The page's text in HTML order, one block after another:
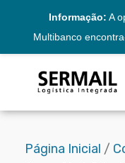
Informação: A
Multibanco
Página Inicial /